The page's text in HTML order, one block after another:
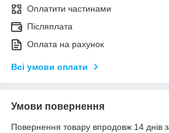
Оплатити частинами
Післяплата
Оплата на рахунок
Всі умови оплати
Умови повернення
Повернення товару впродовж 14 днів